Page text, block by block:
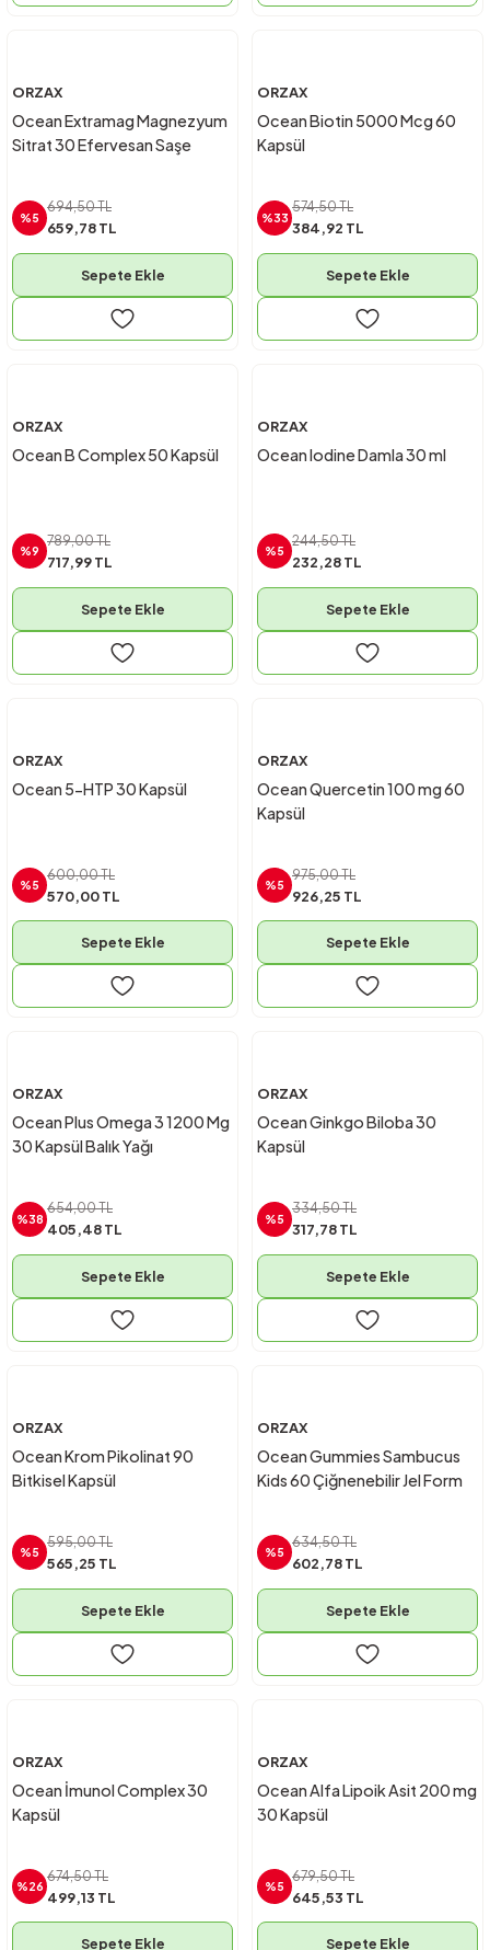
ORZAX
Ocean Extramag Magnezyum
Sitrat 30 Efervesan Saşe
%5
694,50 TL
659,78 TL
Sepete Ekle
ORZAX
Ocean Biotin 5000 Mcg 60
Kapsül
%33
574,50 TL
384,92 TL
Sepete Ekle
ORZAX
Ocean B Complex 50 Kapsül
%9
789,00 TL
717,99 TL
Sepete Ekle
ORZAX
Ocean Iodine Damla 30 ml
%5
244,50 TL
232,28 TL
Sepete Ekle
ORZAX
Ocean 5-HTP 30 Kapsül
%5
600,00 TL
570,00 TL
Sepete Ekle
ORZAX
Ocean Quercetin 100 mg 60
Kapsül
%5
975,00 TL
926,25 TL
Sepete Ekle
ORZAX
Ocean Plus Omega 3 1200 Mg
30 Kapsül Balık Yağı
%38
654,00 TL
405,48 TL
Sepete Ekle
ORZAX
Ocean Ginkgo Biloba 30
Kapsül
%5
334,50 TL
317,78 TL
Sepete Ekle
ORZAX
Ocean Krom Pikolinat 90
Bitkisel Kapsül
%5
595,00 TL
565,25 TL
Sepete Ekle
ORZAX
Ocean Gummies Sambucus
Kids 60 Çiğnenebilir Jel Form
%5
634,50 TL
602,78 TL
Sepete Ekle
ORZAX
Ocean İmunol Complex 30
Kapsül
%26
674,50 TL
499,13 TL
Sepete Ekle
ORZAX
Ocean Alfa Lipoik Asit 200 mg
30 Kapsül
%5
679,50 TL
645,53 TL
Sepete Ekle